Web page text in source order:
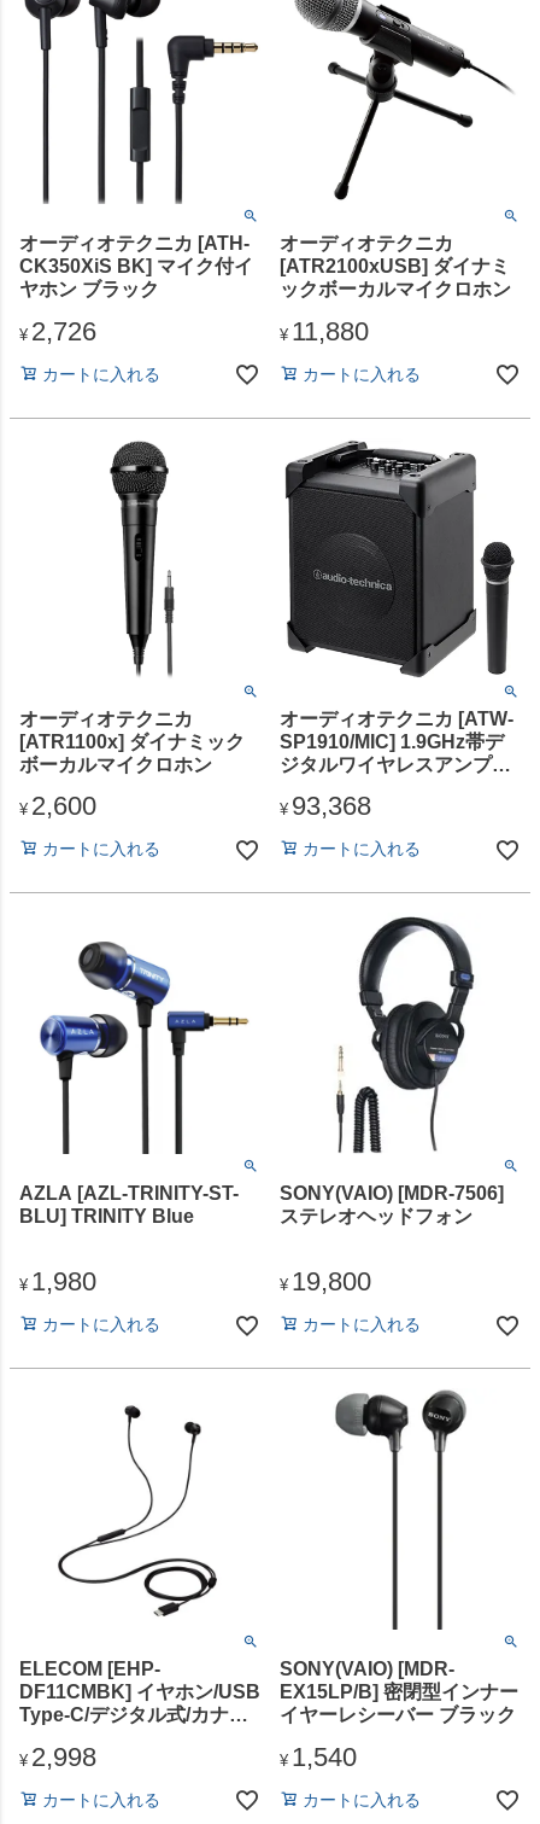
オーディオテクニカ [ATH-
CK350XiS BK] マイク付イ
ヤホン ブラック
¥ 2,726
カートに入れる
オーディオテクニカ
[ATR2100xUSB] ダイナミ
ックボーカルマイクロホン
¥ 11,880
カートに入れる
オーディオテクニカ
[ATR1100x] ダイナミック
ボーカルマイクロホン
¥ 2,600
カートに入れる
オーディオテクニカ [ATW-
SP1910/MIC] 1.9GHz帯デ
ジタルワイヤレスアンプシ
¥ 93,368
カートに入れる
AZLA [AZL-TRINITY-ST-
BLU] TRINITY Blue
¥ 1,980
カートに入れる
SONY(VAIO) [MDR-7506]
ステレオヘッドフォン
¥ 19,800
カートに入れる
ELECOM [EHP-
DF11CMBK] イヤホン/USB
Type-C/デジタル式/カナ
¥ 2,998
カートに入れる
SONY(VAIO) [MDR-
EX15LP/B] 密閉型インナー
イヤーレシーバー ブラック
¥ 1,540
カートに入れる